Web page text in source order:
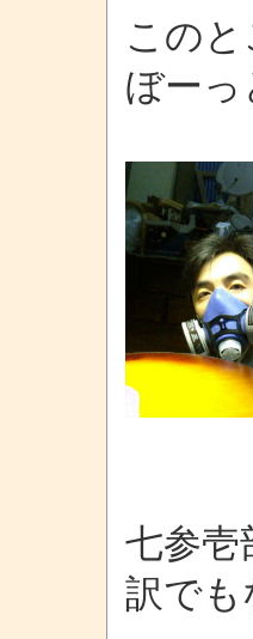
このと
ぼー
七参壱
訳でも